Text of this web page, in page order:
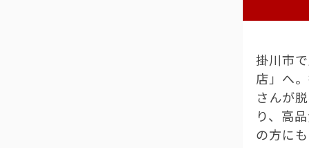
掛川市
店」へ
さんが
り、高
の方に